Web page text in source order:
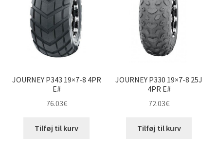
JOURNEY P343 19×7-8 4PR
E#
76.03€
Tilføj til kurv
JOURNEY P330 19×7-8 25J
4PR E#
72.03€
Tilføj til kurv